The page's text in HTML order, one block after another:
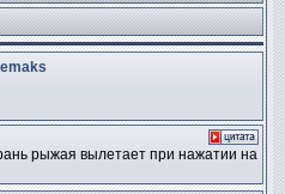
рыжая вылетает при нажатии на